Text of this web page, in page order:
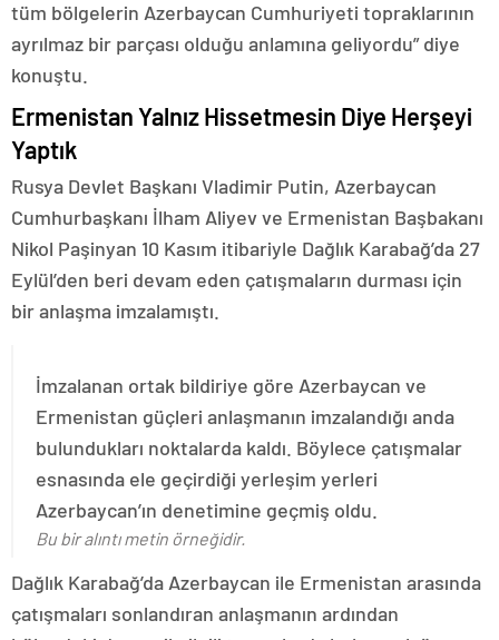
tüm bölgelerin Azerbaycan Cumhuriyeti topraklarının
ayrılmaz bir parçası olduğu anlamına geliyordu” diye
konuştu.
Ermenistan Yalnız Hissetmesin Diye Herşeyi
Yaptık
Rusya Devlet Başkanı Vladimir Putin, Azerbaycan
Cumhurbaşkanı İlham Aliyev ve Ermenistan Başbakanı
Nikol Paşinyan 10 Kasım itibariyle Dağlık Karabağ’da 27
Eylül’den beri devam eden çatışmaların durması için
bir anlaşma imzalamıştı.
İmzalanan ortak bildiriye göre Azerbaycan ve
Ermenistan güçleri anlaşmanın imzalandığı anda
bulundukları noktalarda kaldı. Böylece çatışmalar
esnasında ele geçirdiği yerleşim yerleri
Azerbaycan’ın denetimine geçmiş oldu.
Bu bir alıntı metin örneğidir.
Dağlık Karabağ’da Azerbaycan ile Ermenistan arasında
çatışmaları sonlandıran anlaşmanın ardından